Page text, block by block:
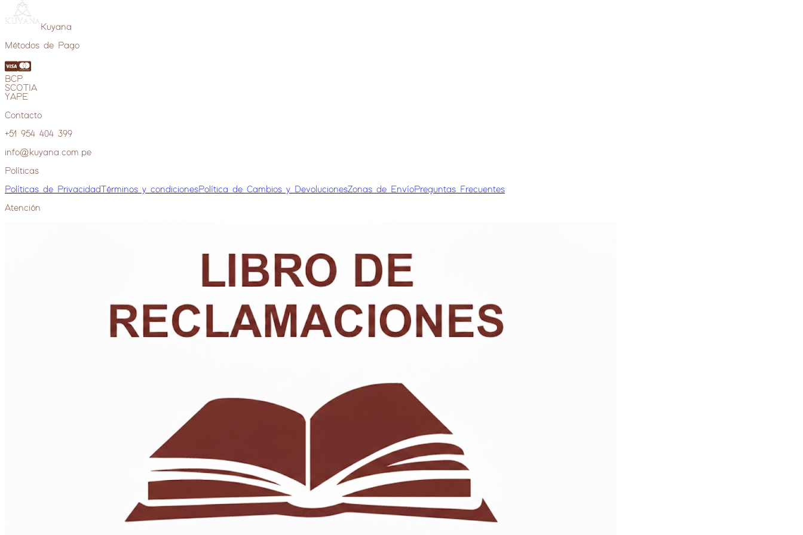
Kuyana
Métodos de Pago
BCP
SCOTIA
YAPE
Contacto
+51 954 404 399
info@kuyana.com.pe
Políticas
Políticas de Privacidad Términos y condicionesPolítica de Cambios y DevolucionesZonas de EnvíoPreguntas Frecuentes
Atención